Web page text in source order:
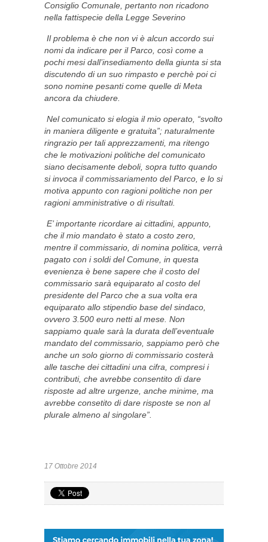
Consiglio Comunale, pertanto non ricadono
nella fattispecie della Legge Severino
Il problema è che non vi è alcun accordo sui
nomi da indicare per il Parco, così come a
pochi mesi dall’insediamento della giunta si sta
discutendo di un suo rimpasto e perchè poi ci
sono nomine pesanti come quelle di Meta
ancora da chiudere.
Nel comunicato si elogia il mio operato, “svolto
in maniera diligente e gratuita”; naturalmente
ringrazio per tali apprezzamenti, ma ritengo
che le motivazioni politiche del comunicato
siano decisamente deboli, sopra tutto quando
si invoca il commissariamento del Parco, e lo si
motiva appunto con ragioni politiche non per
ragioni amministrative o di risultati.
E’ importante ricordare ai cittadini, appunto,
che il mio mandato è stato a costo zero,
mentre il commissario, di nomina politica, verrà
pagato con i soldi del Comune, in questa
evenienza è bene sapere che il costo del
commissario sarà equiparato al costo del
presidente del Parco che a sua volta era
equiparato allo stipendio base del sindaco,
ovvero 3.500 euro netti al mese. Non
sappiamo quale sarà la durata dell’eventuale
mandato del commissario, sappiamo però che
anche un solo giorno di commissario costerà
alle tasche dei cittadini una cifra, compresi i
contributi, che avrebbe consentito di dare
risposte ad altre urgenze, anche minime, ma
avrebbe consetito di dare risposte se non al
plurale almeno al singolare”.
17 Ottobre 2014